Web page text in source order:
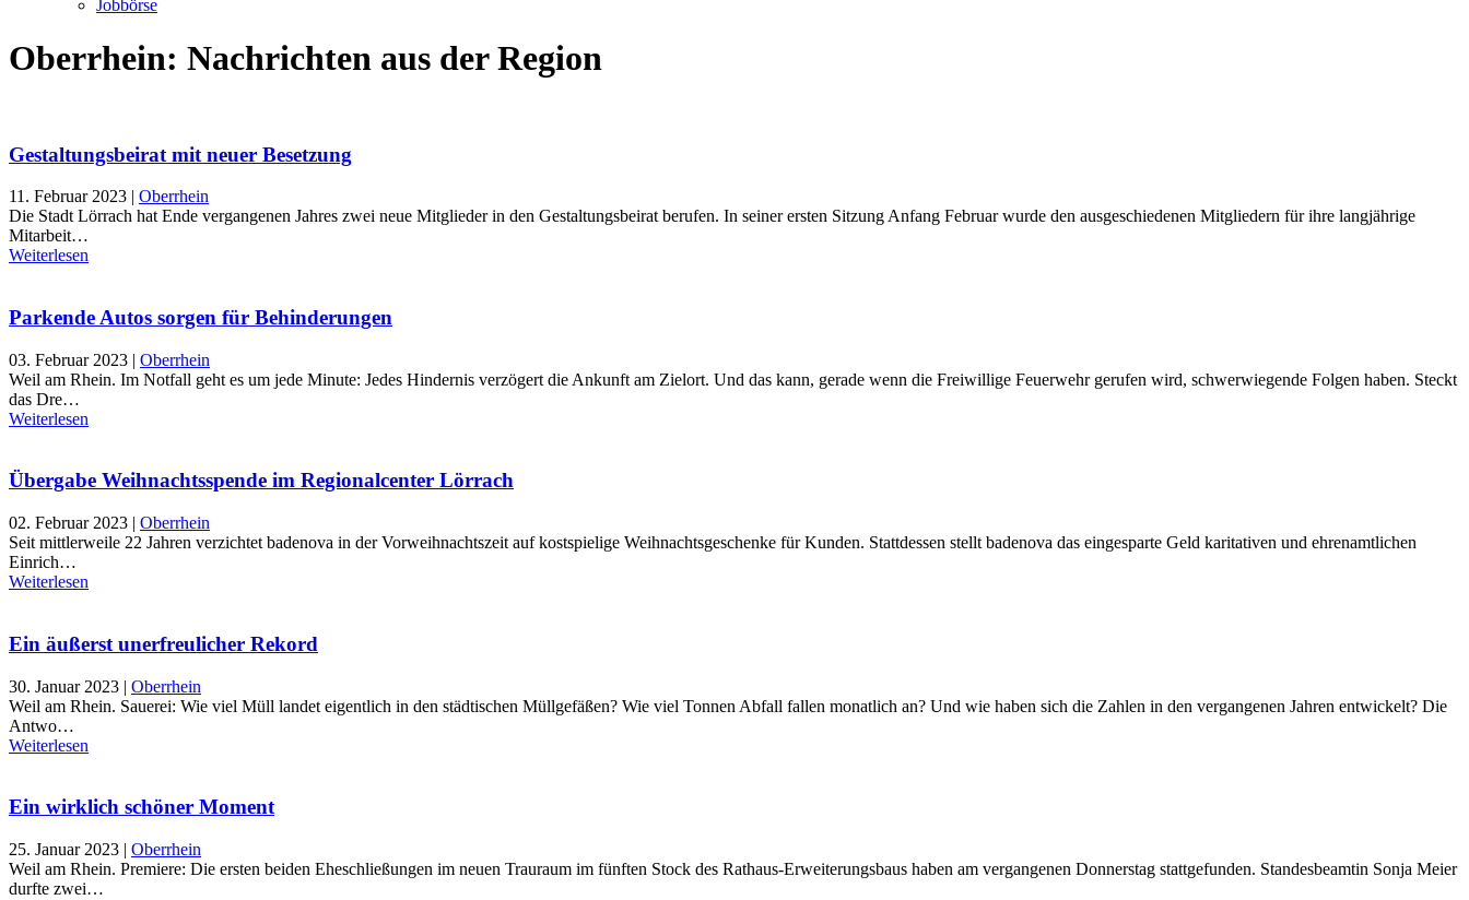
Jobbörse
Oberrhein: Nachrichten aus der Region
Gestaltungsbeirat mit neuer Besetzung
11. Februar 2023 | Oberrhein
Die Stadt Lörrach hat Ende vergangenen Jahres zwei neue Mitglieder in den Gestaltungsbeirat berufen. In seiner ersten Sitzung Anfang Februar wurde den ausgeschiedenen Mitgliedern für ihre langjährige
Mitarbeit…
Weiterlesen
Parkende Autos sorgen für Behinderungen
03. Februar 2023 | Oberrhein
Weil am Rhein. Im Notfall geht es um jede Minute: Jedes Hindernis verzögert die Ankunft am Zielort. Und das kann, gerade wenn die Freiwillige Feuerwehr gerufen wird, schwerwiegende Folgen haben. Steckt
das Dre…
Weiterlesen
Übergabe Weihnachtsspende im Regionalcenter Lörrach
02. Februar 2023 | Oberrhein
Seit mittlerweile 22 Jahren verzichtet badenova in der Vorweihnachtszeit auf kostspielige Weihnachtsgeschenke für Kunden. Stattdessen stellt badenova das eingesparte Geld karitativen und ehrenamtlichen
Einrich…
Weiterlesen
Ein äußerst unerfreulicher Rekord
30. Januar 2023 | Oberrhein
Weil am Rhein. Sauerei: Wie viel Müll landet eigentlich in den städtischen Müllgefäßen? Wie viel Tonnen Abfall fallen monatlich an? Und wie haben sich die Zahlen in den vergangenen Jahren entwickelt? Die
Antwo…
Weiterlesen
Ein wirklich schöner Moment
25. Januar 2023 | Oberrhein
Weil am Rhein. Premiere: Die ersten beiden Eheschließungen im neuen Trauraum im fünften Stock des Rathaus-Erweiterungsbaus haben am vergangenen Donnerstag stattgefunden. Standesbeamtin Sonja Meier
durfte zwei…